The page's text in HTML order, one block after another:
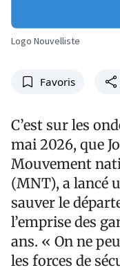
Logo Nouvelliste
Favoris
C’est sur les
mai 2026, que
Mouvement
(MNT), a lancé
sauver le
l’emprise des
ans. « On ne
les forces de